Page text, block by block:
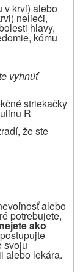
v krvi) alebo
nelieči,
hlavy,
kómu
vyhnúť
striekačky
R
že ste
alebo
potrebujete,
ako
svoju
alebo lekára.